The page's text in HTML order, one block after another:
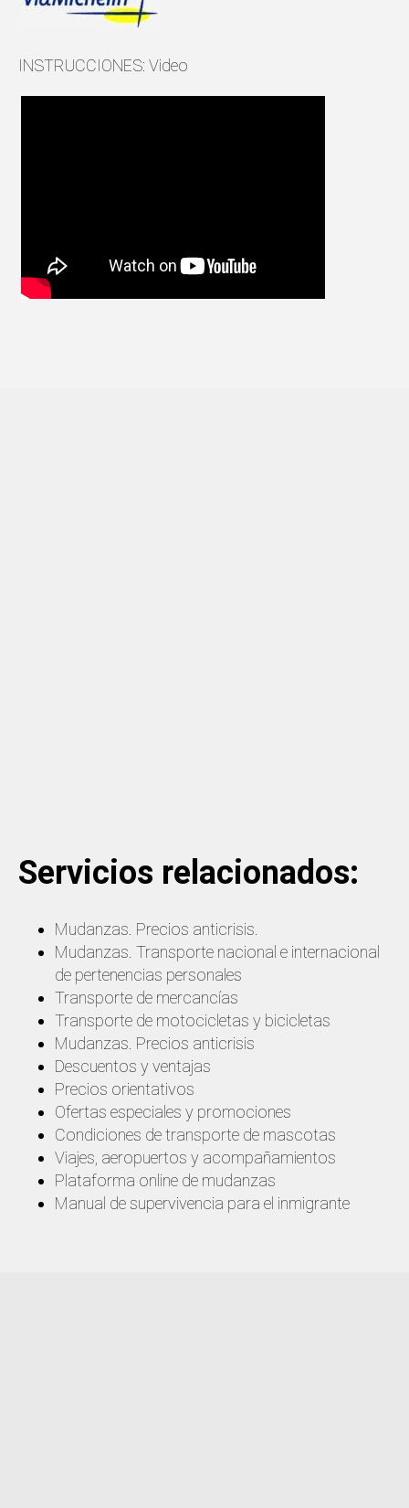
INSTRUCCIONES: Video
Servicios relacionados:
Mudanzas. Precios anticrisis.
Mudanzas. Transporte nacional e internacional
de pertenencias personales
Transporte de mercancías
Transporte de motocicletas y bicicletas
Mudanzas. Precios anticrisis
Descuentos y ventajas
Precios orientativos
Ofertas especiales y promociones
Condiciones de transporte de mascotas
Viajes, aeropuertos y acompañamientos
Plataforma online de mudanzas
Manual de supervivencia para el inmigrante